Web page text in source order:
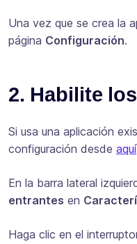
Una vez que se crea la
página Configuración.
2. Habilite
Si usa una aplicación
configuración desde aquí
En la barra lateral
entrantes en
Haga clic en el